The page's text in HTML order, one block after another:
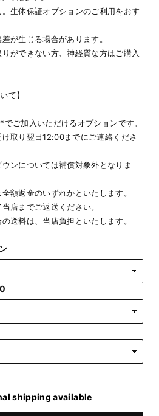
生体保証オプションのご利用をおす
が生じる場合があります。
ができない方、神経質な方はご購入
て】
ご加入いただけるオプションです。
取り翌日12:00までにご連絡くださ
ンについては補償対象外となりま
額返金のいずれかといたします。
店までご返送ください。
送料は、当店負担といたします。
shipping available